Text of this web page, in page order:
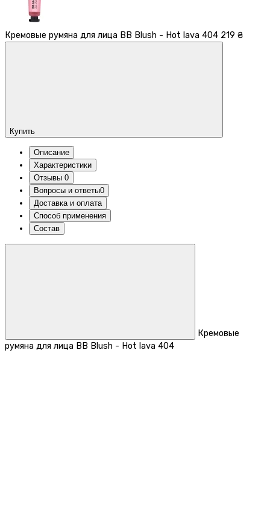
Кремовые румяна для лица BB Blush - Hot lava 404 219 ₴
Купить
Описание
Характеристики
Отзывы 0
Вопросы и ответы0
Доставка и оплата
Способ применения
Состав
Кремовые
румяна для лица BB Blush - Hot lava 404